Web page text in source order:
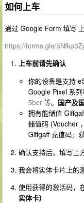
如何上车
通过 Google Form 填写
https://forms.gle/
上车前请先确认
你的设备是支持
Google Pixel 系
5ber 等。 国产及
拥有能储值
储值码 (Voucher
Giffgaff 充值码」
确认支持后，填写上
我会将实体卡片上的
使用获得的激活码，
实体卡）